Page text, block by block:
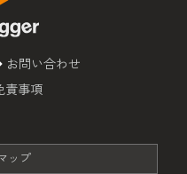
お問い合わせ
責事項
ップ